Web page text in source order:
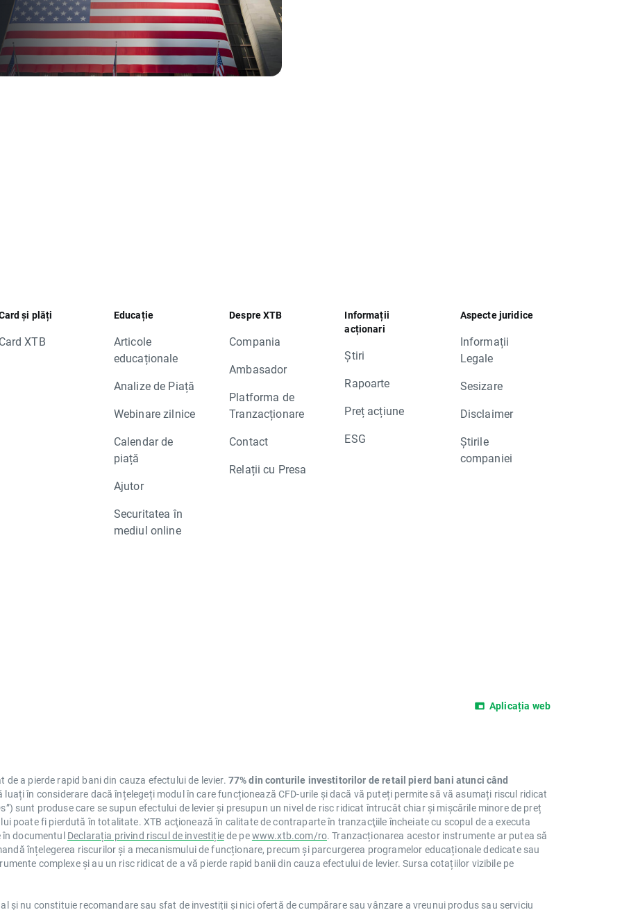
și plăți
Card XTB
Educație
Articole
educaționale
Analize de Piață
Webinare zilnice
Calendar de
piață
Ajutor
Securitatea în
mediul online
Despre XTB
Compania
Ambasador
Platforma de
Tranzacționare
Contact
Relații cu Presa
Informații
acționari
Știri
Rapoarte
Preț acțiune
ESG
Aspecte juridice
Informații
Legale
Sesizare
Disclaimer
Știrile
companiei
Aplicația web
a pierde rapid bani din cauza efectului de levier. 77% din conturile investitorilor de retail pierd bani atunci când
luați în considerare dacă înțelegeți modul în care funcționează CFD-urile și dacă vă puteți permite să vă asumați riscul ridicat
sunt produse care se supun efectului de levier și presupun un nivel de risc ridicat întrucât chiar și mișcările minore de preț
poate fi pierdută în totalitate. XTB acţionează în calitate de contraparte în tranzacţiile încheiate cu scopul de a executa
documentul Declarația privind riscul de investițiede pewww.xtb.com/ro. Tranzacționarea acestor instrumente ar putea să
înțelegerea riscurilor și a mecanismului de funcționare, precum și parcurgerea programelor educaționale dedicate sau
complexe și au un risc ridicat de a vă pierde rapid banii din cauza efectului de levier. Sursa cotațiilor vizibile pe
și nu constituie recomandare sau sfat de investiții și nici ofertă de cumpărare sau vânzare a vreunui produs sau serviciu